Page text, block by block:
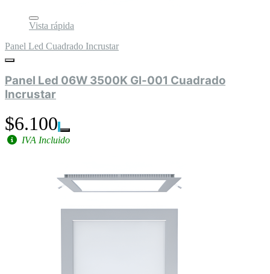
Vista rápida
Panel Led Cuadrado Incrustar
Panel Led 06W 3500K Gl-001 Cuadrado
Incrustar
$6.100
IVA Incluido